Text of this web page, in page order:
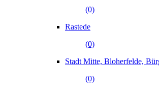
(0)
Rastede
(0)
Stadt Mitte, Bloherfelde,
(0)